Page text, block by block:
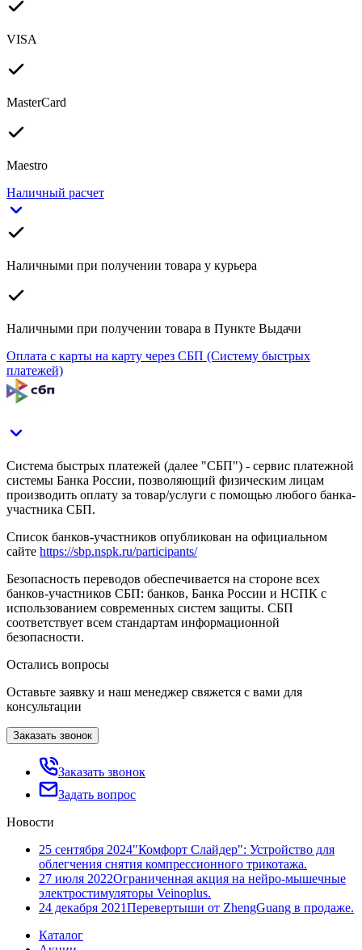
VISA
MasterCard
Maestro
Наличный расчет
Наличными при получении товара у курьера
Наличными при получении товара в Пункте Выдачи
Оплата с карты на карту через СБП (Систему быстрых
платежей)
Система быстрых платежей (далее "СБП") - сервис платежной
системы Банка России, позволяющий физическим лицам
производить оплату за товар/услуги с помощью любого банка-
участника СБП.
Список банков-участников опубликован на официальном
сайте https://sbp.nspk.ru/participants/
Безопасность переводов обеспечивается на стороне всех
банков-участников СБП: банков, Банка России и НСПК с
использованием современных систем защиты. СБП
соответствует всем стандартам информационной
безопасности.
Остались вопросы
Оставьте заявку и наш менеджер свяжется с вами для
консультации
Заказать звонок
Заказать звонок
Задать вопрос
Новости
25 сентября 2024"Комфорт Слайдер": Устройство для
облегчения снятия компрессионного трикотажа.
27 июля 2022Ограниченная акция на нейро-мышечные
электростимуляторы Veinoplus.
24 декабря 2021Перевертыши от ZhengGuang в продаже.
Каталог